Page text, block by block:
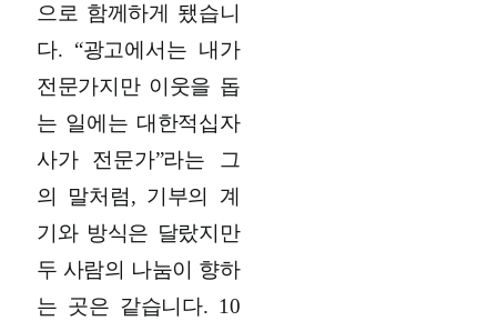
으로 함께하게 됐습니
다. “광고에서는 내가
전문가지만 이웃을 돕
는 일에는 대한적십자
사가 전문가”라는 그
의 말처럼, 기부의 계
기와 방식은 달랐지만
두 사람의 나눔이 향하
는 곳은 같습니다. 10